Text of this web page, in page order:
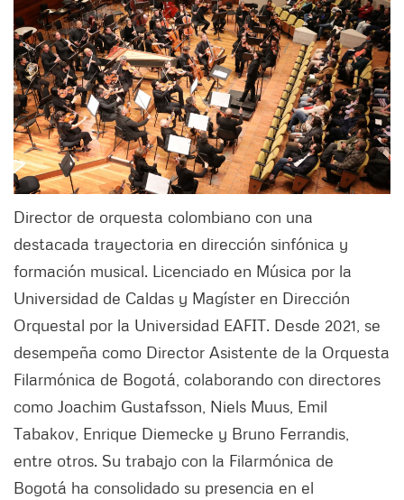
Director de orquesta colombiano con una
destacada trayectoria en dirección sinfónica y
formación musical. Licenciado en Música por la
Universidad de Caldas y Magíster en Dirección
Orquestal por la Universidad EAFIT. Desde 2021, se
desempeña como Director Asistente de la Orquesta
Filarmónica de Bogotá, colaborando con directores
como Joachim Gustafsson, Niels Muus, Emil
Tabakov, Enrique Diemecke y Bruno Ferrandis,
entre otros. Su trabajo con la Filarmónica de
Bogotá ha consolidado su presencia en el